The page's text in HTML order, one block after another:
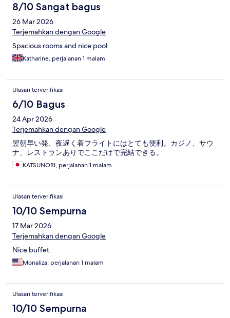
8/10 Sangat bagus
26 Mar 2026
Terjemahkan dengan Google
Spacious rooms and nice pool
Katharine, perjalanan 1 malam
Ulasan terverifikasi
6/10 Bagus
24 Apr 2026
Terjemahkan dengan Google
翌朝早い発、夜遅く着フライトにはとても便利。カジノ、サウ
ナ、レストランありでここだけで完結できる。
KATSUNORI, perjalanan 1 malam
Ulasan terverifikasi
10/10 Sempurna
17 Mar 2026
Terjemahkan dengan Google
Nice buffet.
Monaliza, perjalanan 1 malam
Ulasan terverifikasi
10/10 Sempurna